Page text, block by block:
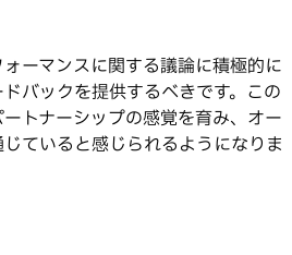
ーマンスに関する議論に積極的に
バックを提供するべきです。この
トナーシップの感覚を育み、オー
ていると感じられるようになりま